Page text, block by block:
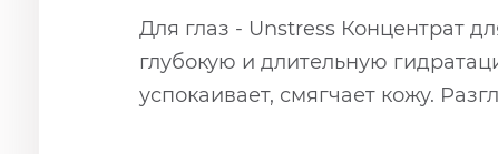
Для глаз - Unstress Концентрат
глубокую и длительную
успокаивает, смягчает кожу.